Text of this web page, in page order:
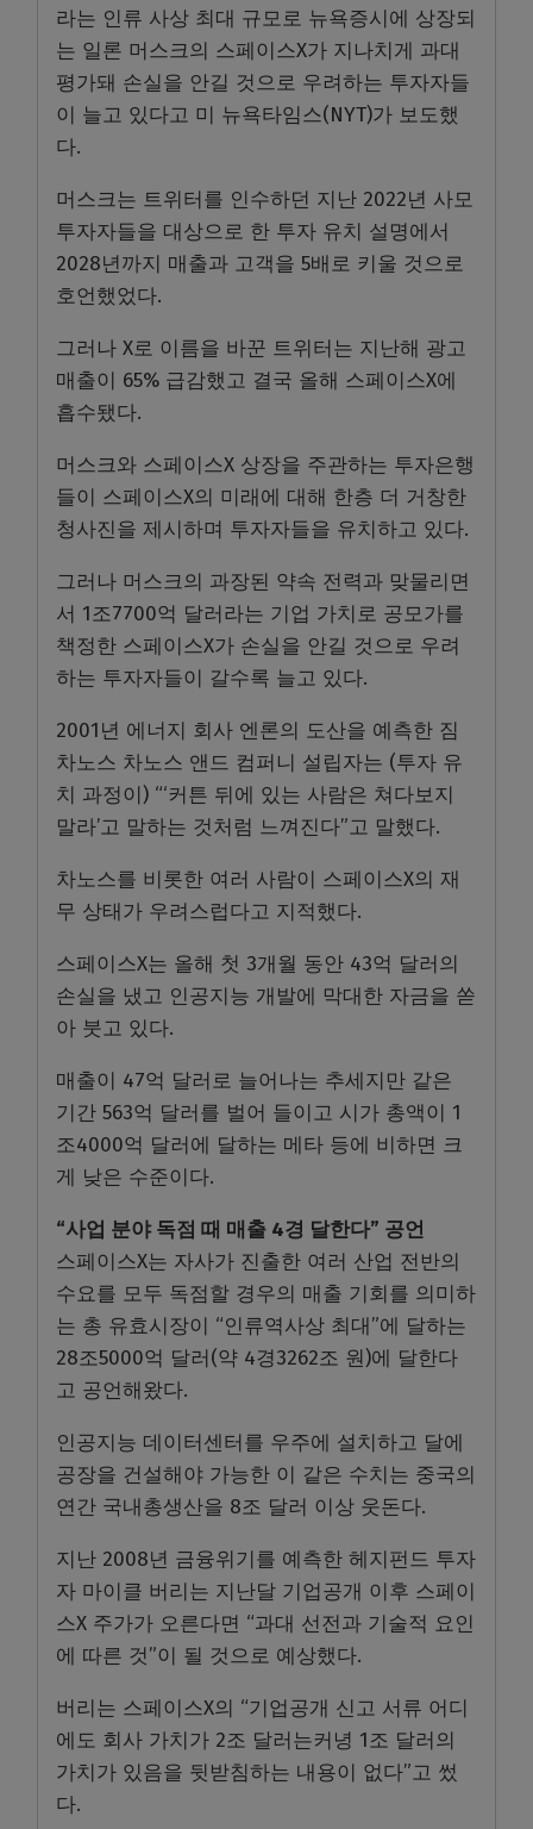
라는 인류 사상 최대 규모로 뉴욕증시에 상장되
는 일론 머스크의 스페이스X가 지나치게 과대
평가돼 손실을 안길 것으로 우려하는 투자자들
이 늘고 있다고 미 뉴욕타임스(NYT)가 보도했
다.
머스크는 트위터를 인수하던 지난 2022년 사모
투자자들을 대상으로 한 투자 유치 설명에서
2028년까지 매출과 고객을 5배로 키울 것으로
호언했었다.
그러나 X로 이름을 바꾼 트위터는 지난해 광고
매출이 65% 급감했고 결국 올해 스페이스X에
흡수됐다.
머스크와 스페이스X 상장을 주관하는 투자은행
들이 스페이스X의 미래에 대해 한층 더 거창한
청사진을 제시하며 투자자들을 유치하고 있다.
그러나 머스크의 과장된 약속 전력과 맞물리면
서 1조7700억 달러라는 기업 가치로 공모가를
책정한 스페이스X가 손실을 안길 것으로 우려
하는 투자자들이 갈수록 늘고 있다.
2001년 에너지 회사 엔론의 도산을 예측한 짐
차노스 차노스 앤드 컴퍼니 설립자는 (투자 유
치 과정이) “‘커튼 뒤에 있는 사람은 쳐다보지
말라’고 말하는 것처럼 느껴진다”고 말했다.
차노스를 비롯한 여러 사람이 스페이스X의 재
무 상태가 우려스럽다고 지적했다.
스페이스X는 올해 첫 3개월 동안 43억 달러의
손실을 냈고 인공지능 개발에 막대한 자금을 쏟
아 붓고 있다.
매출이 47억 달러로 늘어나는 추세지만 같은
기간 563억 달러를 벌어 들이고 시가 총액이 1
조4000억 달러에 달하는 메타 등에 비하면 크
게 낮은 수준이다.
“사업 분야 독점 때 매출 4경 달한다” 공언
스페이스X는 자사가 진출한 여러 산업 전반의
수요를 모두 독점할 경우의 매출 기회를 의미하
는 총 유효시장이 “인류역사상 최대”에 달하는
28조5000억 달러(약 4경3262조 원)에 달한다
고 공언해왔다.
인공지능 데이터센터를 우주에 설치하고 달에
공장을 건설해야 가능한 이 같은 수치는 중국의
연간 국내총생산을 8조 달러 이상 웃돈다.
지난 2008년 금융위기를 예측한 헤지펀드 투자
자 마이클 버리는 지난달 기업공개 이후 스페이
스X 주가가 오른다면 “과대 선전과 기술적 요인
에 따른 것”이 될 것으로 예상했다.
버리는 스페이스X의 “기업공개 신고 서류 어디
에도 회사 가치가 2조 달러는커녕 1조 달러의
가치가 있음을 뒷받침하는 내용이 없다”고 썼
다.